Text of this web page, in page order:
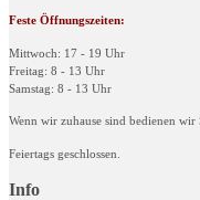
Feste Öffnungszeiten:
Mittwoch: 17 - 19 Uhr
Freitag: 8 - 13 Uhr
Samstag: 8 - 13 Uhr
Wenn wir zuhause sind bedienen
Feiertags geschlossen.
Info